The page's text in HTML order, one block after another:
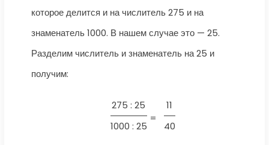
которое делится и на числитель 275 и на
знаменатель 1000. В нашем случае это — 25.
Разделим числитель и знаменатель на 25 и
получим:
275 : 25
1000 : 25
=
11
40